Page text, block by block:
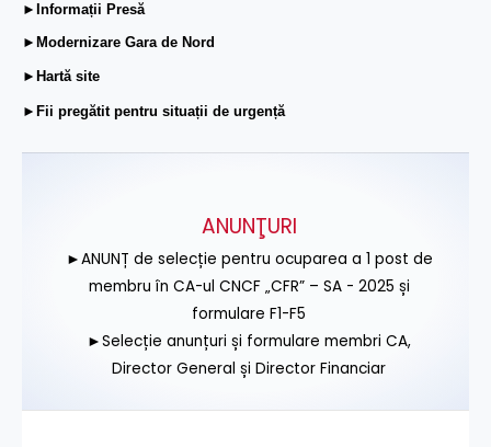
►Informații Presă
►Modernizare Gara de Nord
►Hartă site
►Fii pregătit pentru situații de urgență
ANUNŢURI
►ANUNȚ de selecție pentru ocuparea a 1 post de
membru în CA-ul CNCF „CFR” – SA - 2025 și
formulare F1-F5
►Selecție anunțuri și formulare membri CA,
Director General și Director Financiar